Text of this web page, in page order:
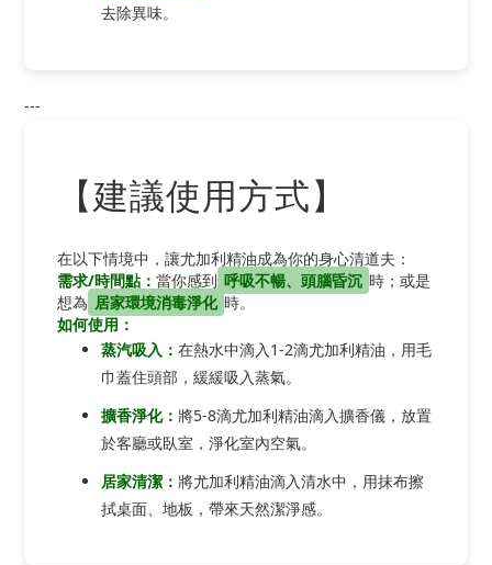
去除異味。
---
【建議使用方式】
在以下情境中，讓尤加利精油成為你的身心清道夫：
需求/時間點： 當你感到 呼吸不暢、頭腦昏沉 時；或是
想為 居家環境消毒淨化 時。
如何使用：
蒸汽吸入： 在熱水中滴入1-2滴尤加利精油，用毛
巾蓋住頭部，緩緩吸入蒸氣。
擴香淨化： 將5-8滴尤加利精油滴入擴香儀，放置
於客廳或臥室，淨化室內空氣。
居家清潔： 將尤加利精油滴入清水中，用抹布擦
拭桌面、地板，帶來天然潔淨感。